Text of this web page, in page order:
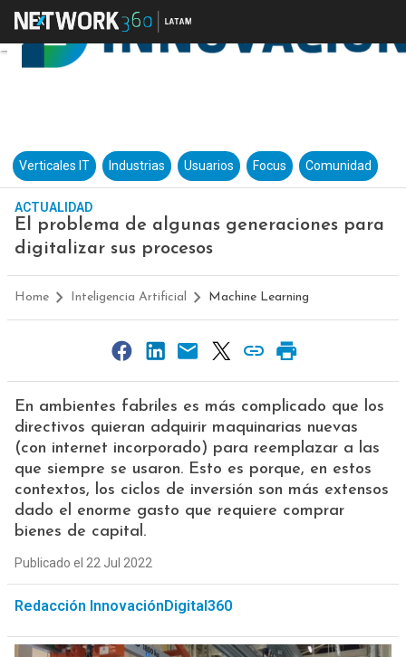
Verticales IT Industrias Usuarios Focus Comunidad
ACTUALIDAD
El problema de algunas generaciones para
digitalizar sus procesos
Home Inteligencia Artificial Machine Learning
En ambientes fabriles es más complicado que los
directivos quieran adquirir maquinarias nuevas
(con internet incorporado) para reemplazar a las
que siempre se usaron. Esto es porque, en estos
contextos, los ciclos de inversión son más extensos
dado el enorme gasto que requiere comprar
bienes de capital.
Publicado el 22 Jul 2022
Redacción InnovaciónDigital360